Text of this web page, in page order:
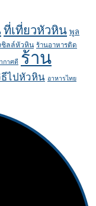
ที่เที่ยวหัวหิน พูล
ชิลล์หัวหิน ร้านอาหารติด
กาศดี ร้าน
ธีไปหัวหิน อาหารไทย